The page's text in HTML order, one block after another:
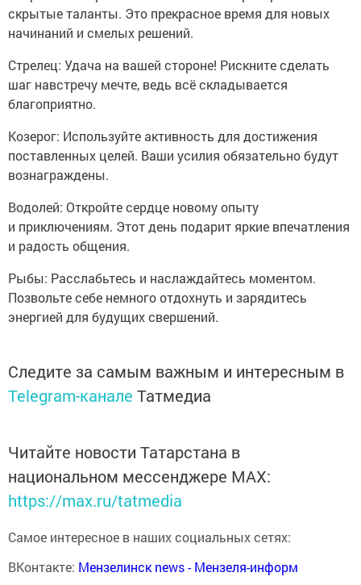
скрытые таланты. Это прекрасное время для новых
начинаний и смелых решений.
Стрелец: Удача на вашей стороне! Рискните сделать
шаг навстречу мечте, ведь всё складывается
благоприятно.
Козерог: Используйте активность для достижения
поставленных целей. Ваши усилия обязательно будут
вознаграждены.
Водолей: Откройте сердце новому опыту
и приключениям. Этот день подарит яркие впечатления
и радость общения.
Рыбы: Расслабьтесь и наслаждайтесь моментом.
Позвольте себе немного отдохнуть и зарядитесь
энергией для будущих свершений.
Следите за самым важным и интересным в
Telegram-канале Татмедиа
Читайте новости Татарстана в
национальном мессенджере MАХ:
https://max.ru/tatmedia
Самое интересное в наших социальных сетях:
ВКонтакте: Мензелинск news - Мензеля-информ